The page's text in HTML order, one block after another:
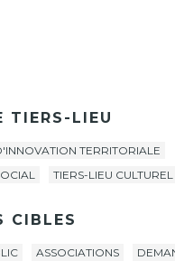
TIERS-LIEU
TERRITORIALE
TIERS-LIEU CULTUREL
CIBLES
ASSOCIATIONS